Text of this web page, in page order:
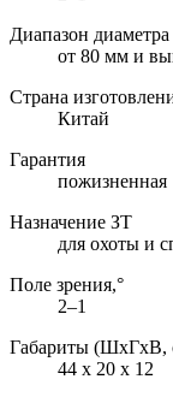
Диапазон диаметра
от 80 мм и
Страна
Китай
Гарантия
пожизненная
Назначение ЗТ
для охоты и
Поле зрения,°
2–1
Габариты (ШxГxВ,
44 x 20 x 12